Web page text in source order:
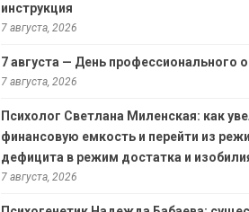
инструкция
7 августа, 2026
7 августа — День профессионального
7 августа, 2026
Психолог Светлана Миленская: как
финансовую емкость и перейти из
дефицита в режим достатка и
7 августа, 2026